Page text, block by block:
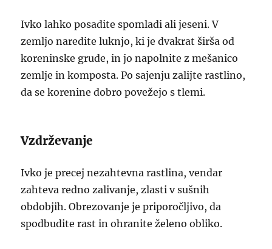
Ivko lahko posadite spomladi ali jeseni. V
zemljo naredite luknjo, ki je dvakrat širša od
koreninske grude, in jo napolnite z mešanico
zemlje in komposta. Po sajenju zalijte rastlino,
da se korenine dobro povežejo s tlemi.
Vzdrževanje
Ivko je precej nezahtevna rastlina, vendar
zahteva redno zalivanje, zlasti v sušnih
obdobjih. Obrezovanje je priporočljivo, da
spodbudite rast in ohranite želeno obliko.